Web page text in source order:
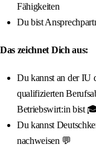
Fähigkeiten
Du bist
Das zeichnet Dich aus:
Du kannst an der IU
qualifizierten
Betriebswirt:in bist
Du kannst
nachweisen 💬